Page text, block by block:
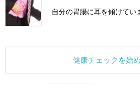
自分の胃腸に耳を傾けてい
健康チェックを始